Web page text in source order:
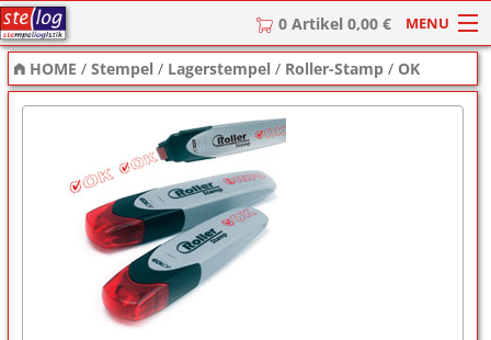
0 Artikel 0,00 € MENU
HOME
Stempel-Textplatten
Stempelzubehör
HOME /Stempel / Lagerstempel / Roller-Stamp / OK